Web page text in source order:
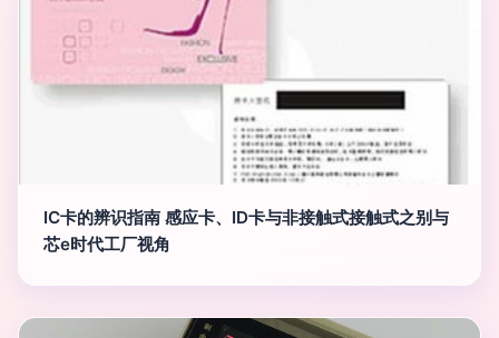
IC卡的辨识指南 感应卡、ID卡与非接触式接触式之别与
芯e时代工厂视角